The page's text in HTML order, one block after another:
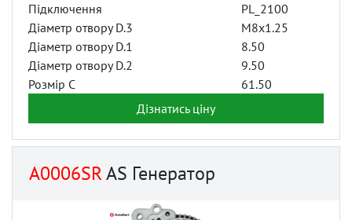
Підключення
PL_2100
Діаметр отвору D.3
M8x1.25
Діаметр отвору D.1
8.50
Діаметр отвору D.2
9.50
Розмір C
61.50
Дізнатись ціну
A0006SRAS Генератор